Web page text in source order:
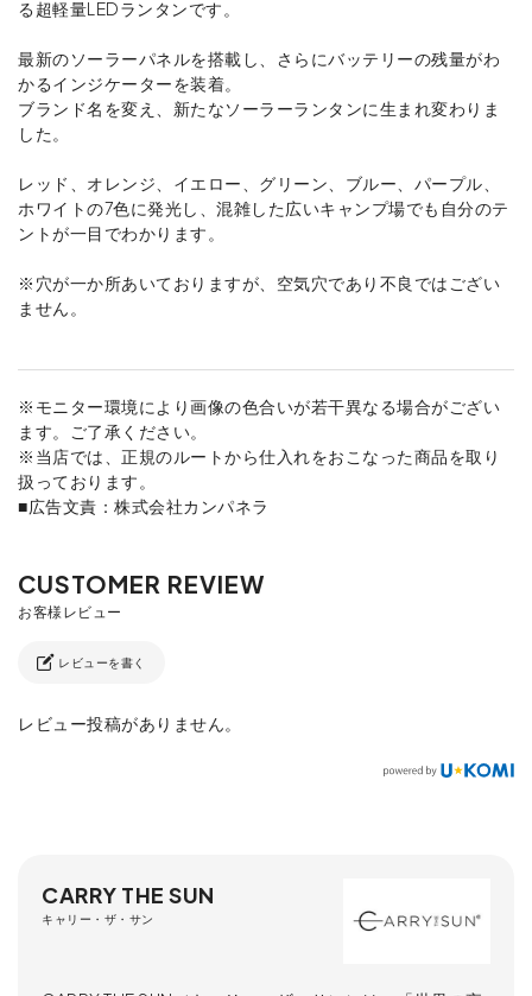
る超軽量LEDランタンです。
最新のソーラーパネルを搭載し、さらにバッテリーの残量がわ
かるインジケーターを装着。
ブランド名を変え、新たなソーラーランタンに生まれ変わりま
した。
レッド、オレンジ、イエロー、グリーン、ブルー、パープル、
ホワイトの7色に発光し、混雑した広いキャンプ場でも自分のテ
ントが一目でわかります。
※穴が一か所あいておりますが、空気穴であり不良ではござい
ません。
※モニター環境により画像の色合いが若干異なる場合がござい
ます。ご了承ください。
※当店では、正規のルートから仕入れをおこなった商品を取り
扱っております。
■広告文責：株式会社カンパネラ
レビューを書く
レビュー投稿がありません。
CARRY THE SUN
キャリー・ザ・サン